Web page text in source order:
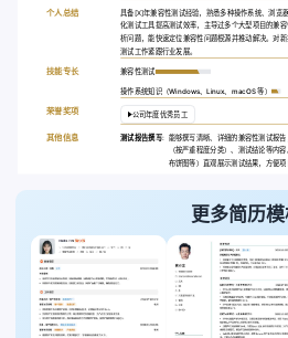
个人总结
具备[X]年兼容性测试经验，熟悉多种操作系统、浏览
化测试工具提高测试效率，主导过多个大型项目的兼
析问题，能快速定位兼容性问题根源并推动解决。对
测试工作紧跟行业发展。
技能专长 兼容性测试
操作系统知识（Windows、Linux、macOS 等）
荣誉奖项 公司年度优秀员工
其他信息 测试报告撰写: 能够撰写清晰、详细的兼容性测试报
（按严重程度分类）、测试结论等内
布饼图等）直观展示测试结果，方便
更多简历